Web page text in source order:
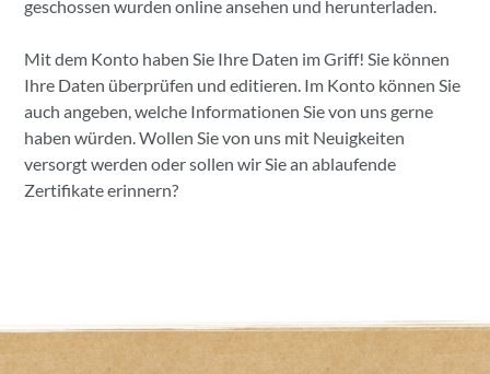
geschossen wurden online ansehen und herunterladen.
Mit dem Konto haben Sie Ihre Daten im Griff! Sie können
Ihre Daten überprüfen und editieren. Im Konto können Sie
auch angeben, welche Informationen Sie von uns gerne
haben würden. Wollen Sie von uns mit Neuigkeiten
versorgt werden oder sollen wir Sie an ablaufende
Zertifikate erinnern?